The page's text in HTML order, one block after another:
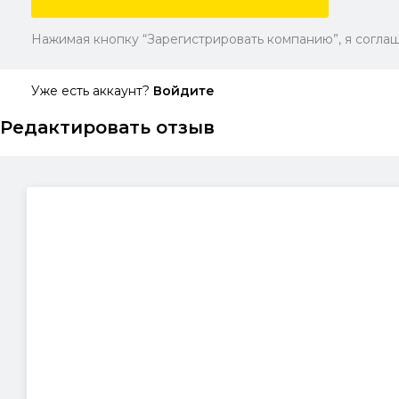
Нажимая кнопку “Зарегистрировать компанию”, я
Уже есть аккаунт? Войдите
Редактировать отзыв